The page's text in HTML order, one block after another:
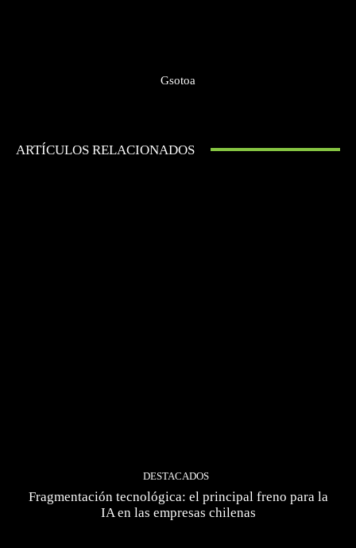
Gsotoa
ARTÍCULOS RELACIONADOS
DESTACADOS
Fragmentación tecnológica: el principal freno para la
IA en las empresas chilenas